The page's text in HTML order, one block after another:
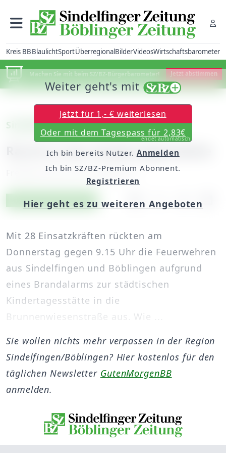
Kreis BBBlaulichtSportÜberregionalBilderVideosWirtschaftsbarometer
Machen Sie mit beim SZ/BZ-Bürgerbarometer! Jetzt abstimmen
Sindelfingen
Rauch in der Kindertagesstätte
Freitag, 09. Juni 2017, 06:00 Uhr
Artikel vorlesen
Exklusiv für Abonnenten
Mit 28 Einsatzkräften rückten am
Donnerstag gegen 9.15 Uhr die Feuerwehren
aus Sindelfingen und Böblingen aufgrund
eines Brandalarms zur städtischen
Kindertagesstätte in die
Brunnenwiesenstraße aus. Wie ...
Weiter geht's mit
Jetzt für 1,- € weiterlesen
Oder mit dem Tagespass für 2,83€
endet automatisch
Ich bin bereits Nutzer. Anmelden
Ich bin SZ/BZ-Premium Abonnent.
Registrieren
Hier geht es zu weiteren Angeboten
Sie wollen nichts mehr verpassen in der Region
Sindelfingen/Böblingen? Hier kostenlos für den
täglichen Newsletter GutenMorgenBB
anmelden.